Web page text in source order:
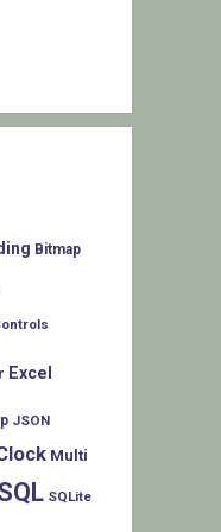
Bitmap
Excel
JSON
Multi
SQLite